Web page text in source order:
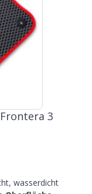
3
wasserdicht